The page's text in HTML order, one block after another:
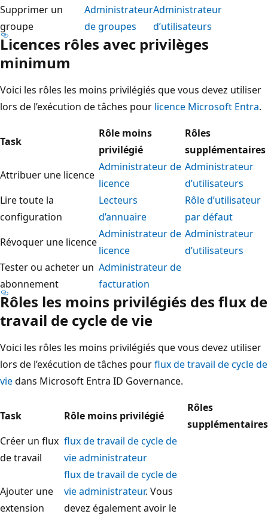
Supprimer un
groupe
Administrateur
de groupes
Administrateur
d’utilisateurs
Licences rôles avec privilèges
minimum
Voici les rôles les moins privilégiés que vous devez utiliser
lors de l’exécution de tâches pour licence Microsoft Entra.
Task
Rôle moins
privilégié
Rôles
supplémentaires
Attribuer une licence
Administrateur de
licence
Administrateur
d’utilisateurs
Lire toute la
configuration
Lecteurs
d’annuaire
Rôle d’utilisateur
par défaut
Révoquer une licence
Administrateur de
licence
Administrateur
d’utilisateurs
Tester ou acheter un
abonnement
Administrateur de
facturation
Rôles les moins privilégiés des flux de
travail de cycle de vie
Voici les rôles les moins privilégiés que vous devez utiliser
lors de l’exécution de tâches pourflux de travail de cycle de
viedans Microsoft Entra ID Governance.
Task Rôle moins privilégié
Rôles
supplémentaires
Créer un flux
de travail
flux de travail de cycle de
vie administrateur
Ajouter une
extension
flux de travail de cycle de
vie administrateur. Vous
devez également avoir le